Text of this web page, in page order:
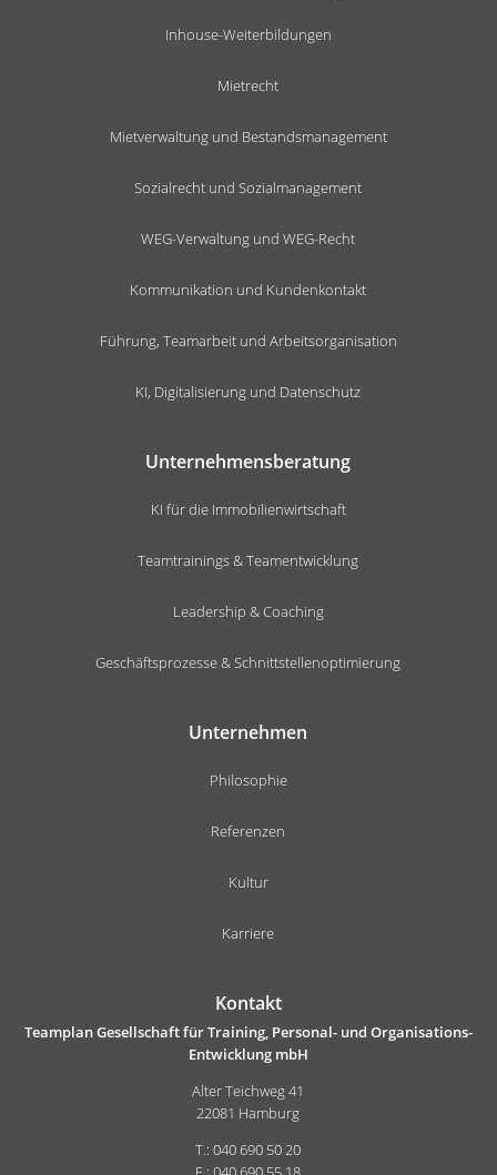
Inhouse-Weiterbildungen
Mietrecht
Mietverwaltung und Bestandsmanagement
Sozialrecht und Sozialmanagement
WEG-Verwaltung und WEG-Recht
Kommunikation und Kundenkontakt
Führung, Teamarbeit und Arbeitsorganisation
KI, Digitalisierung und Datenschutz
Unternehmensberatung
KI für die Immobilienwirtschaft
Teamtrainings & Teamentwicklung
Leadership & Coaching
Geschäftsprozesse & Schnittstellenoptimierung
Unternehmen
Philosophie
Referenzen
Kultur
Karriere
Kontakt
Teamplan Gesellschaft für Training, Personal- und Organisations-
Entwicklung mbH
Alter Teichweg 41
22081 Hamburg
T.: 040 690 50 20